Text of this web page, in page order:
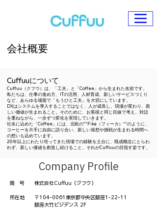
会社概要
Cuffuuについて
Cuffuu（クフウ）は、「工夫」と「Coffee」から生まれた名前です。
私たちは、仕事の進め方、ITの活用、人材育成、新しいサービスづくり
など、あらゆる場面で「もうひと工夫」を大切にしています。
DXはシステムを導入することではなく、人が成長し、現場が変わり、新
しい価値が生まれること。そのために、お客様と同じ目線で考え、対話
を重ねながら、一歩ずつ変化を実現していきます。
社名に込めた「Coffee」には、北欧の**Fika（フィーカ）**のように、
コーヒーを片手に自由に語り合い、新しい発想や挑戦が生まれる時間へ
の想いも込めています。
20年以上にわたり培ってきた現場での経験を土台に、既成概念にとらわ
れず、新しい価値を創造し続けること。それがCuffuuの目指す姿です。
Company Profile
商 号 株式会社Cuffuu（クフウ）
所在地 〒104-0061東京都中央区銀座1-22-11
銀座大竹ビジデンス 2F